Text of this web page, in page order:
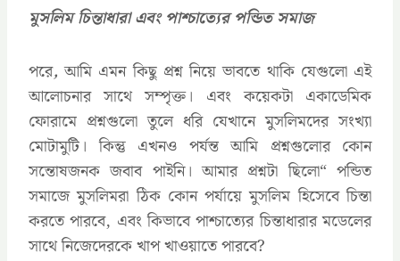
মুসলিম চিন্তাধারা এবং পাশ্চাত্যের পন্ডিত সমাজ
পরে,আমি এমন কিছু প্রশ্ন নিয়ে ভাবতে থাকি যেগুলো এই
আলোচনার সাথে সম্পৃক্ত। এবং কয়েকটা একাডেমিক
ফোরামে প্রশ্নগুলো তুলে ধরি যেখানে মুসলিমদের সংখ্যা
মোটামুটি। কিন্তু এখনও পর্যন্ত আমি প্রশ্নগুলোর কোন
সন্তোষজনক জবাব পাইনি। আমার প্রশ্নটা ছিলো“ পন্ডিত
সমাজে মুসলিমরা ঠিক কোন পর্যায়ে মুসলিম হিসেবে চিন্তা
করতে পারবে, এবং কিভাবে পাশ্চাত্যের চিন্তাধারার মডেলের
সাথে নিজেদেরকে খাপ খাওয়াতে পারবে?